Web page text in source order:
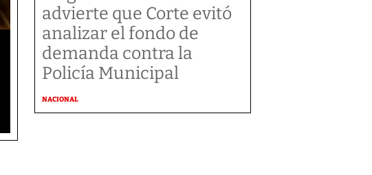
advierte que Corte evitó
analizar el fondo de
demanda contra la
Policía Municipal
NACIONAL